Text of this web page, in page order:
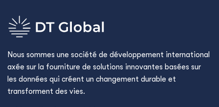
Nous sommes une société de développement international
axée sur la fourniture de solutions innovantes basées sur
les données qui créent un changement durable et
transforment des vies.